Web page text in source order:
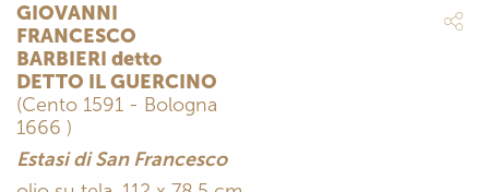
GIOVANNI
FRANCESCO
BARBIERI detto
DETTO IL GUERCINO
(Cento 1591 - Bologna
1666 )
Estasi di San Francesco